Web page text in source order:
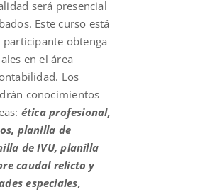
será presencial
Este curso está
obtenga
en el área
Los
conocimientos
ética profesional,
planilla de
de IVU, planilla
caudal relicto y
especiales,